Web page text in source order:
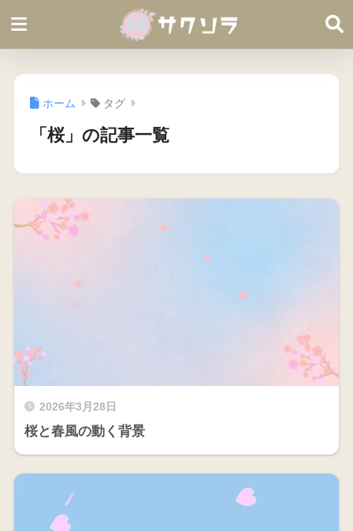
ホーム タグ
「桜」の記事一覧
2026年3月28日
桜と春風の動く背景